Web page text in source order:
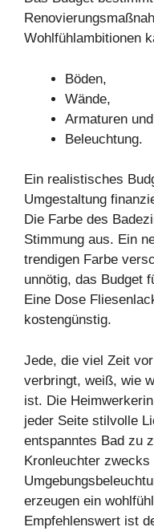
Wohlfühlambitionen
Böden,
Wände,
Armaturen und
Beleuchtung.
Ein realistisches
Umgestaltung
Die Farbe des
Stimmung aus. Ein
trendigen Farbe
unnötig, das Budget
Eine Dose
kostengünstig.
Jede, die viel Zeit
verbringt, weiß, wie
ist. Die
jeder Seite stilvolle
entspanntes Bad zu
Kronleuchter
erzeugen ein
Empfehlenswert ist